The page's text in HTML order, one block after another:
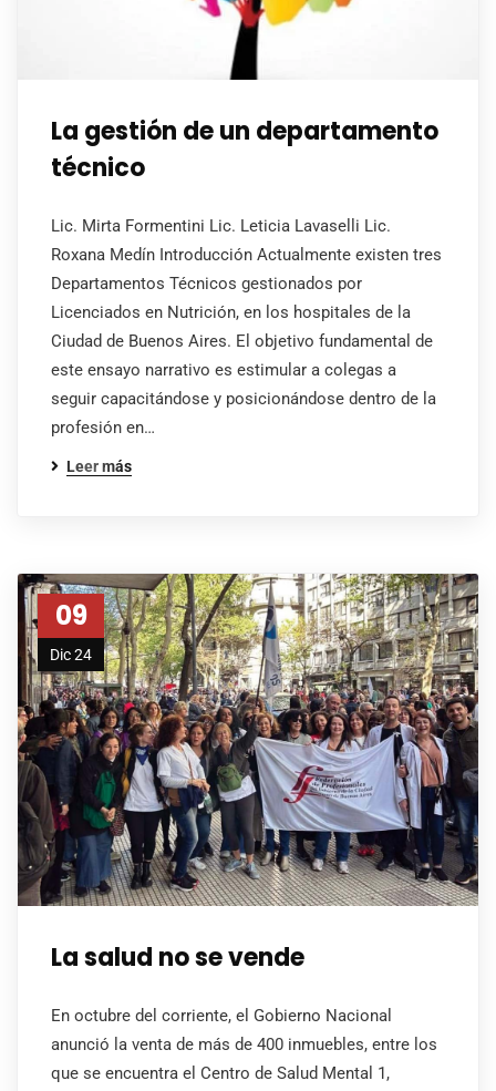
La gestión de un departamento
técnico
Lic. Mirta Formentini Lic. Leticia Lavaselli Lic.
Roxana Medín Introducción Actualmente existen tres
Departamentos Técnicos gestionados por
Licenciados en Nutrición, en los hospitales de la
Ciudad de Buenos Aires. El objetivo fundamental de
este ensayo narrativo es estimular a colegas a
seguir capacitándose y posicionándose dentro de la
profesión en…
Leer más
09
Dic 24
La salud no se vende
En octubre del corriente, el Gobierno Nacional
anunció la venta de más de 400 inmuebles, entre los
que se encuentra el Centro de Salud Mental 1,